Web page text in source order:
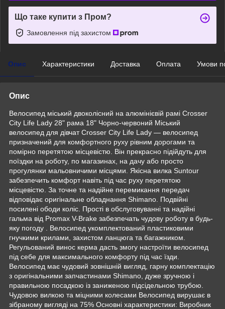
Що таке купити з Пром?
Замовлення під захистом
Опис Характеристики Доставка Оплата Умови
Опис
Велосипед міський двоколісний на алюмінієвій рамі Crosser
City Life Lady 28" рама 18" Чорно-червоний Міський
велосипед для дівчат Crosser City Life Lady — велосипед
призначений для комфортного руху рівним дорогами та
помірно перетятою місцевістю. Він прекрасно підійдуть для
поїздки на роботу, по магазинах, на дачу або просто
прогулянки мальовничими місцями. Якісна вилка Suntour
забезпечить комфорт навіть під час руху перетятою
місцевістю. За точне та надійне перемикання передач
відповідає оригінальне обладнання Shimano. Подвійні
посилені ободи коліс. Прості в обслуговуванні та надійні
гальма від Promax V-Brake забезпечать чудову роботу в будь-
яку погоду . Велосипед укомплектований пластиковими
гнучкими крилами, захистом ланцюга та багажником.
Регульований винос керма дасть змогу настроїти велосипед
під себе для максимального комфорту під час їзди.
Велосипед має чудовий зовнішній вигляд, гарну комплектацію
з оригінальними запчастинами Shimano, дуже зручною і
правильною посадкою із заниженою підсідельною трубою.
Чудовою вилкою та міцними колесами Велосипед вирушає в
зібраному вигляді на 75% Основні характеристики: Виробник